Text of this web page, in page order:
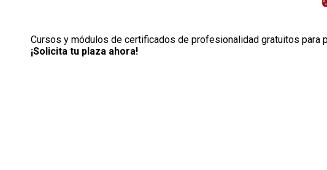
Cursos y módulos de certificados de profesionalidad gratuitos
¡Solicita tu plaza ahora!